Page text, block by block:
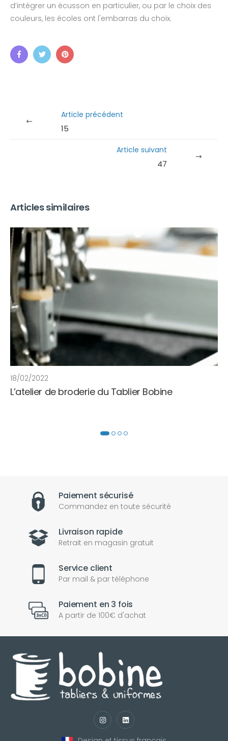
d’intégrer un écusson en particulier, ou par le choix des
couleurs, les écoles ont l'embarras du choix.
Article précédent
15
Article suivant
47
Articles similaires
18/02/2022
L’atelier de broderie du Tablier Bobine
Paiement sécurisé
Commandez en toute sécurité
Livraison rapide
Retrait en magasin gratuit
Service client
Par mail & par téléphone
Paiement en 3 fois
A partir de 100€ d'achat
notify_engine